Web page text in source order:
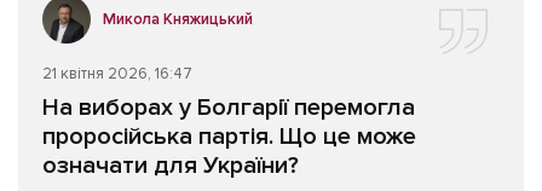
Микола Княжицький
21 квітня 2026, 16:47
На виборах у Болгарії перемогла
проросійська партія. Що це може
означати для України?